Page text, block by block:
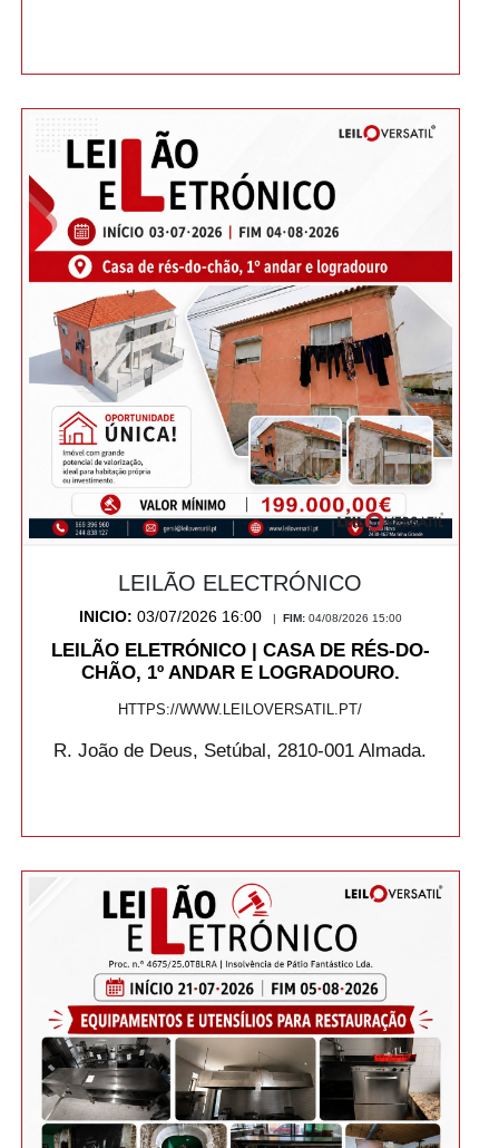
LEILÃO ELECTRÓNICO
INICIO: 03/07/2026 16:00 | FIM: 04/08/2026 15:00
LEILÃO ELETRÓNICO | CASA DE RÉS-DO-
CHÃO, 1º ANDAR E LOGRADOURO.
HTTPS://WWW.LEILOVERSATIL.PT/
R. João de Deus, Setúbal, 2810-001 Almada.